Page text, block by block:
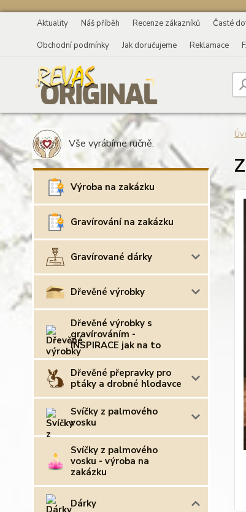
Aktuality Náš příběh Recenze zákazníků Časté
Obchodní podmínky
Jak doručujeme Reklamace
Vše vyrábíme ručně.
Výroba na zakázku
Gravírování na zakázku
Gravírované dárky
Dřevěné výrobky
Dřevěné výrobky s
gravírováním -
INSPIRACE jak na to
Dřevěné přepravky pro
ptáky a drobné hlodavce
Svíčky z palmového
vosku
Svíčky z palmového
vosku - výroba na
zakázku
Dárky